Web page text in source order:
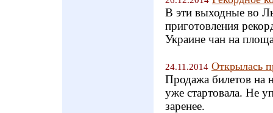
В эти выходные во
приготовления
Украине чан на
24.11.2014 Открылась
Продажа билетов на
уже стартовала. Не
заренее.